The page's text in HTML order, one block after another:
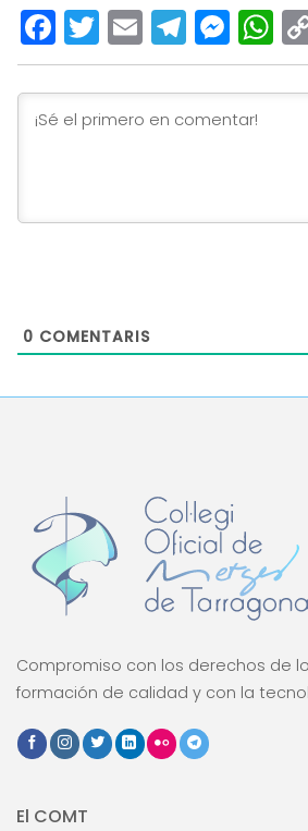
Facebook
Twitter
Email
0 COMENTARIS
Compromiso con los derechos de
formación de calidad y con la
El COMT